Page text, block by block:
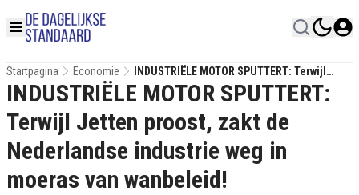
Startpagina Economie
INDUSTRIËLE MOTOR SPUTTERT: Terwijl
Jetten Proost, Zakt De Nederlandse
Industrie Weg In Moeras Van Wanbeleid!
INDUSTRIËLE MOTOR SPUTTERT:
Terwijl Jetten proost, zakt de
Nederlandse industrie weg in
moeras van wanbeleid!